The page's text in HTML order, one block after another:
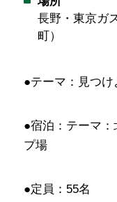
長野・東京ガ
町）
●テーマ：見つ
●宿泊：テーマ
プ場
●定員：55名